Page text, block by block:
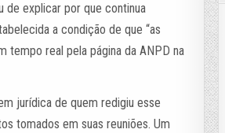
de explicar por que continua
a condição de que “as
tempo real pela página da ANPD na
jurídica de quem redigiu esse
tomados em suas reuniões. Um